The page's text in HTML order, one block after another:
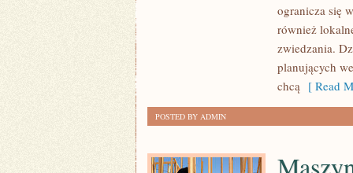
ogranicza się
również
zwiedzania.
planujących
chcą [ Read
POSTED BY ADMIN